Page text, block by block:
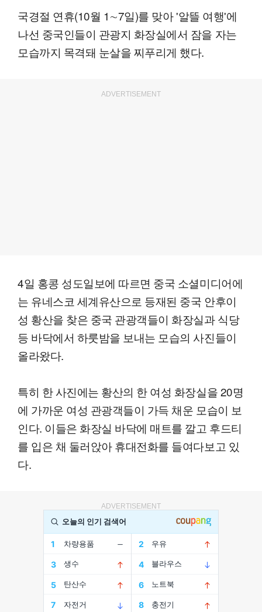
국경절 연휴(10월 1∼7일)를 맞아 '알뜰 여행'에
나선 중국인들이 관광지 화장실에서 잠을 자는
모습까지 목격돼 눈살을 찌푸리게 했다.
ADVERTISEMENT
4일 홍콩 성도일보에 따르면 중국 소셜미디어에
는 유네스코 세계유산으로 등재된 중국 안후이
성 황산을 찾은 중국 관광객들이 화장실과 식당
등 바닥에서 하룻밤을 보내는 모습의 사진들이
올라왔다.
특히 한 사진에는 황산의 한 여성 화장실을 20명
에 가까운 여성 관광객들이 가득 채운 모습이 보
인다. 이들은 화장실 바닥에 매트를 깔고 후드티
를 입은 채 둘러앉아 휴대전화를 들여다보고 있
다.
ADVERTISEMENT